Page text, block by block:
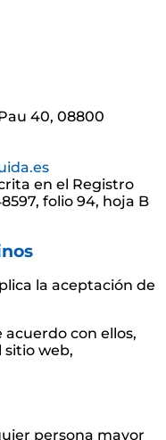
40, 08800
en el Registro
folio 94, hoja B
la aceptación de
acuerdo con ellos,
sitio web,
persona mayor